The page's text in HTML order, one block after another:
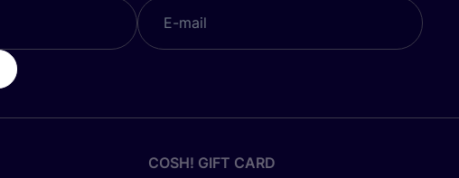
COSH! GIFT CARD